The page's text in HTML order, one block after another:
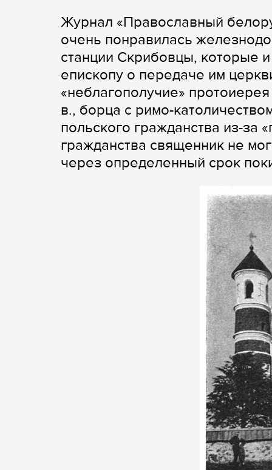
Журнал «Православный
очень понравилась
станции Скрибовцы, которые
епископу о передаче им
«неблагополучие»
в., борца с римо-
польского гражданства из-за
гражданства священник не
через определенный срок